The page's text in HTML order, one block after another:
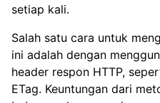
setiap kali.
Salah satu cara untuk
ini adalah dengan
header respon HTTP,
ETag. Keuntungan dari